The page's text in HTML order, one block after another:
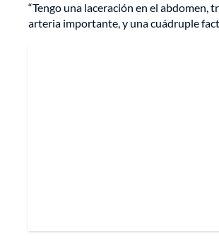
“Tengo una laceración en el abdomen,
arteria importante, y una cuádruple